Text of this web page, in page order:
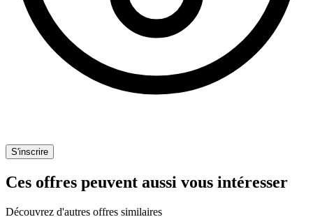
S'inscrire
Ces offres peuvent aussi vous intéresser
Découvrez d'autres offres similaires